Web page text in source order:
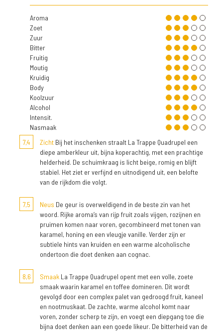
Aroma
Zoet
Zuur
Bitter
Fruitig
Moutig
Kruidig
Body
Koolzuur
Alcohol
Intensit.
Nasmaak
7,4
Zicht Bij het inschenken straalt La Trappe Quadrupel een
diepe amberkleur uit, bijna koperachtig, met een prachtige
helderheid. De schuimkraag is licht beige, romig en blijft
stabiel. Het ziet er verfijnd en uitnodigend uit, een belofte
van de rijkdom die volgt.
7,5 Neus De geur is overweldigend in de beste zin van het
woord. Rijke aroma’s van rijp fruit zoals vijgen, rozijnen en
pruimen komen naar voren, gecombineerd met tonen van
karamel, honing en een vleugje vanille. Verder zijn er
subtiele hints van kruiden en een warme alcoholische
ondertoon die doet denken aan cognac.
8,6 Smaak La Trappe Quadrupel opent met een volle, zoete
smaak waarin karamel en toffee domineren. Dit wordt
gevolgd door een complex palet van gedroogd fruit, kaneel
en nootmuskaat. De zachte, warme alcohol komt naar
voren, zonder scherp te zijn, en voegt een diepgang toe die
bijna doet denken aan een goede likeur. De bitterheid van de